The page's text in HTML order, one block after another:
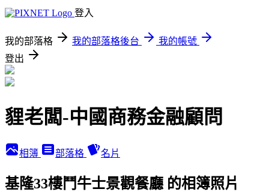
登入
我的部落格 我的部落格後台
我的帳號
登出
貍老闆-中國商務金融顧問
相簿 部落格 名片
基隆33樓鬥牛士景觀餐廳 的相簿照片